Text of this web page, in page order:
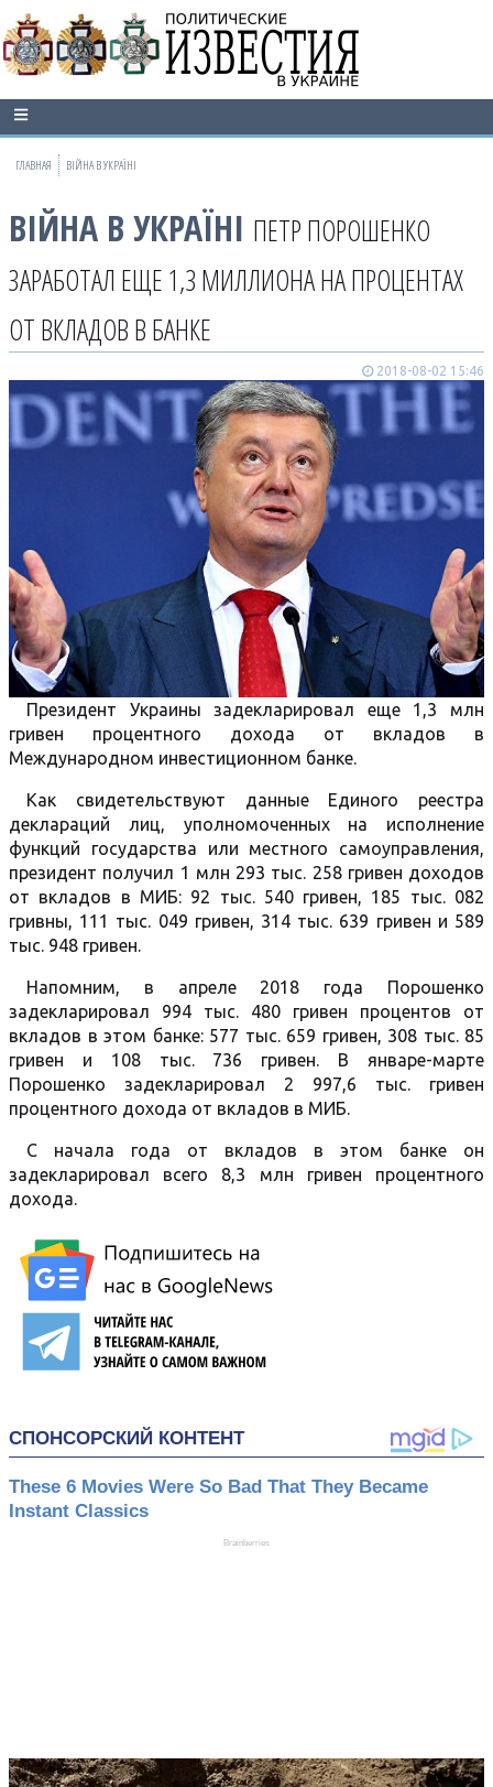
ГЛАВНАЯ ВІЙНА В УКРАЇНІ
ВІЙНА В УКРАЇНІ ПЕТР ПОРОШЕНКО
ЗАРАБОТАЛ ЕЩЕ 1,3 МИЛЛИОНА НА ПРОЦЕНТАХ
ОТ ВКЛАДОВ В БАНКЕ
2018-08-02 15:46
Президент Украины задекларировал еще 1,3 млн
гривен процентного дохода от вкладов в
Международном инвестиционном банке.
Как свидетельствуют данные Единого реестра
деклараций лиц, уполномоченных на исполнение
функций государства или местного самоуправления,
президент получил 1 млн 293 тыс. 258 гривен доходов
от вкладов в МИБ: 92 тыс. 540 гривен, 185 тыс. 082
гривны, 111 тыс. 049 гривен, 314 тыс. 639 гривен и 589
тыс. 948 гривен.
Напомним, в апреле 2018 года Порошенко
задекларировал 994 тыс. 480 гривен процентов от
вкладов в этом банке: 577 тыс. 659 гривен, 308 тыс. 85
гривен и 108 тыс. 736 гривен. В январе-марте
Порошенко задекларировал 2 997,6 тыс. гривен
процентного дохода от вкладов в МИБ.
С начала года от вкладов в этом банке он
задекларировал всего 8,3 млн гривен процентного
дохода.